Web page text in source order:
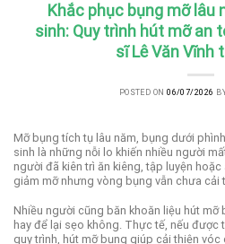
Khắc phục bụng mỡ lâu
sinh: Quy trình hút mỡ an
sĩ Lê Văn Vĩnh
POSTED ON06/07/2026
Mỡ bụng tích tụ lâu năm, bụng dưới
sinh là những nỗi lo khiến nhiều người
người đã kiên trì ăn kiêng, tập luyện
giảm mỡ nhưng vòng bụng vẫn chưa cải
Nhiều người cũng băn khoăn liệu hút mỡ
hay để lại sẹo không. Thực tế, nếu được
quy trình, hút mỡ bụng giúp cải thiện